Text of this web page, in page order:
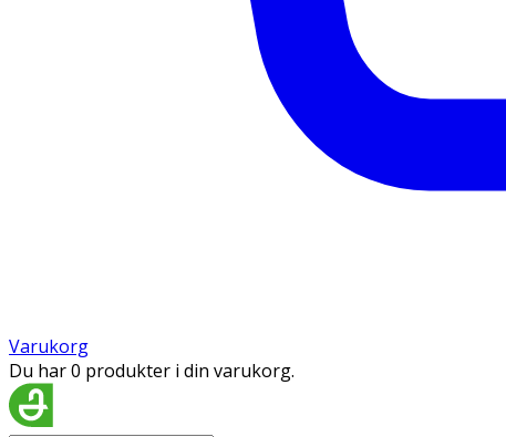
Varukorg
Du har 0 produkter i din varukorg.